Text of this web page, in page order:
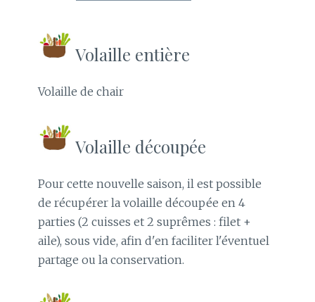
Volaille entière
Volaille de chair
Volaille découpée
Pour cette nouvelle saison, il est possible
de récupérer la volaille découpée en 4
parties (2 cuisses et 2 suprêmes : filet +
aile), sous vide, afin d'en faciliter l'éventuel
partage ou la conservation.